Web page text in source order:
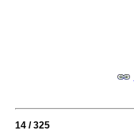
14 / 325